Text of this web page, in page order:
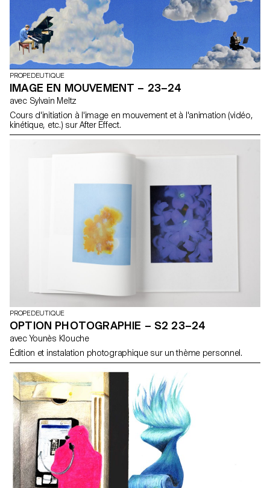
PROPEDEUTIQUE
IMAGE EN MOUVEMENT – 23–24
avec Sylvain Meltz
Cours d'initiation à l'image en mouvement et à l'animation (vidéo,
kinétique, etc.) sur After Effect.
PROPEDEUTIQUE
OPTION PHOTOGRAPHIE – S2 23–24
avec Younès Klouche
Édition et instalation photographique sur un thème personnel.